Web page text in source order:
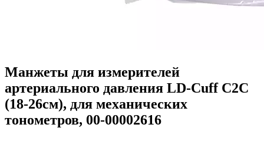
Манжеты для измерителей
артериального давления LD-Cuff C2C
(18-26см), для механических
тонометров, 00-00002616